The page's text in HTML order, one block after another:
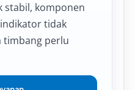
stabil, komponen
tidak
timbang perlu